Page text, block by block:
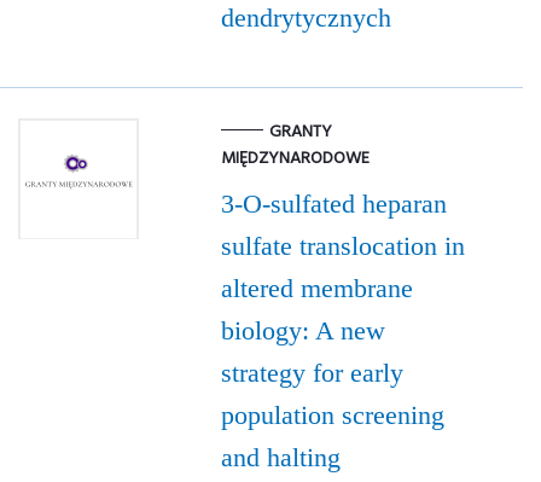
dendrytycznych
GRANTY
MIĘDZYNARODOWE
3-O-sulfated heparan
sulfate translocation in
altered membrane
biology: A new
strategy for early
population screening
and halting